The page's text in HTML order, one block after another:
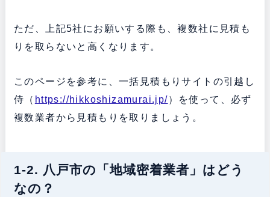
ただ、上記5社にお願いする際も、複数社に見積も
りを取らないと高くなります。
このページを参考に、一括見積もりサイトの引越し
侍（ https://hikkoshizamurai.jp/）を使って、必ず
複数業者から見積もりを取りましょう。
1-2. 八戸市の「地域密着業者」はどう
なの？